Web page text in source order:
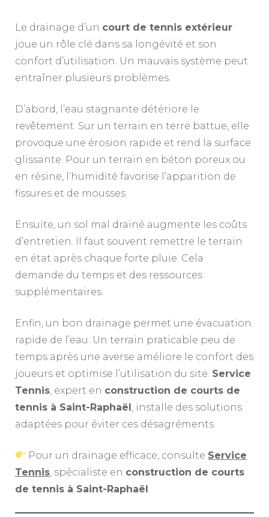
Le drainage d’un court de tennis extérieur
joue un rôle clé dans sa longévité et son
confort d’utilisation. Un mauvais système peut
entraîner plusieurs problèmes.
D’abord, l’eau stagnante détériore le
revêtement. Sur un terrain en terre battue, elle
provoque une érosion rapide et rend la surface
glissante. Pour un terrain en béton poreux ou
en résine, l’humidité favorise l’apparition de
fissures et de mousses.
Ensuite, un sol mal drainé augmente les coûts
d’entretien. Il faut souvent remettre le terrain
en état après chaque forte pluie. Cela
demande du temps et des ressources
supplémentaires.
Enfin, un bon drainage permet une évacuation
rapide de l’eau. Un terrain praticable peu de
temps après une averse améliore le confort des
joueurs et optimise l’utilisation du site. Service
Tennis , expert en construction de courts de
tennis à Saint-Raphaël , installe des solutions
adaptées pour éviter ces désagréments.
Pour un drainage efficace, consulte Service
Tennis , spécialiste en construction de courts
de tennis à Saint-Raphaël